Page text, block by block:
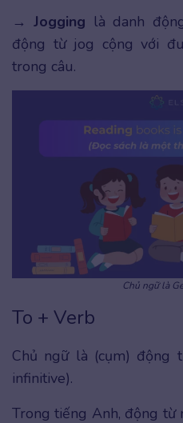
→Jogging là danh
động từ jog cộng với
trong câu.
Chủ ngữ là
To + Verb
Chủ ngữ là (cụm) động
infinitive).
Trong tiếng Anh, động từ